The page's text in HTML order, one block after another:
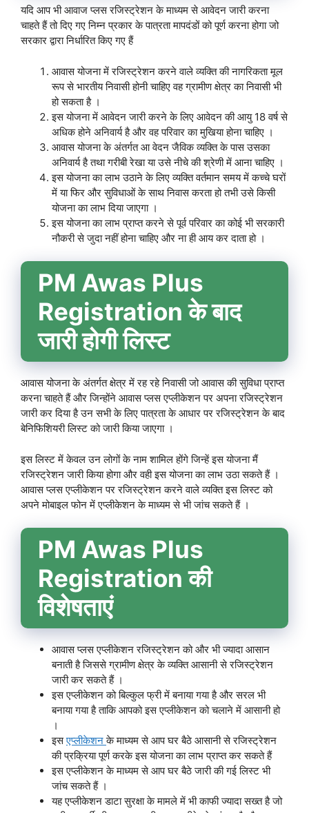
यदि आप भी आवाज प्लस रजिस्ट्रेशन के माध्यम से आवेदन जारी करना
चाहते हैं तो दिए गए निम्न प्रकार के पात्रता मापदंडों को पूर्ण करना होगा जो
सरकार द्वारा निर्धारित किए गए हैं
आवास योजना में रजिस्ट्रेशन करने वाले व्यक्ति की नागरिकता मूल
रूप से भारतीय निवासी होनी चाहिए वह ग्रामीण क्षेत्र का निवासी भी
हो सकता है ।
इस योजना में आवेदन जारी करने के लिए आवेदन की आयु 18 वर्ष से
अधिक होने अनिवार्य है और वह परिवार का मुखिया होना चाहिए ।
आवास योजना के अंतर्गत आ वेदन जैविक व्यक्ति के पास उसका
अनिवार्य है तथा गरीबी रेखा या उसे नीचे की श्रेणी में आना चाहिए ।
इस योजना का लाभ उठाने के लिए व्यक्ति वर्तमान समय में कच्चे घरों
में या फिर और सुविधाओं के साथ निवास करता हो तभी उसे किसी
योजना का लाभ दिया जाएगा ।
इस योजना का लाभ प्राप्त करने से पूर्व परिवार का कोई भी सरकारी
नौकरी से जुदा नहीं होना चाहिए और ना ही आय कर दाता हो ।
PM Awas Plus
Registration के बाद
जारी होगी लिस्ट
आवास योजना के अंतर्गत क्षेत्र में रह रहे निवासी जो आवास की सुविधा प्राप्त
करना चाहते हैं और जिन्होंने आवास प्लस एप्लीकेशन पर अपना रजिस्ट्रेशन
जारी कर दिया है उन सभी के लिए पात्रता के आधार पर रजिस्ट्रेशन के बाद
बेनिफिशियरी लिस्ट को जारी किया जाएगा ।
इस लिस्ट में केवल उन लोगों के नाम शामिल होंगे जिन्हें इस योजना मैं
रजिस्ट्रेशन जारी किया होगा और वही इस योजना का लाभ उठा सकते हैं ।
आवास प्लस एप्लीकेशन पर रजिस्ट्रेशन करने वाले व्यक्ति इस लिस्ट को
अपने मोबाइल फोन में एप्लीकेशन के माध्यम से भी जांच सकते हैं ।
PM Awas Plus
Registration की
विशेषताएं
आवास प्लस एप्लीकेशन रजिस्ट्रेशन को और भी ज्यादा आसान
बनाती है जिससे ग्रामीण क्षेत्र के व्यक्ति आसानी से रजिस्ट्रेशन
जारी कर सकते हैं ।
इस एप्लीकेशन को बिल्कुल फ्री में बनाया गया है और सरल भी
बनाया गया है ताकि आपको इस एप्लीकेशन को चलाने में आसानी हो
।
इसएप्लीकेशनके माध्यम से आप घर बैठे आसानी से रजिस्ट्रेशन
की प्रक्रिया पूर्ण करके इस योजना का लाभ प्राप्त कर सकते हैं
इस एप्लीकेशन के माध्यम से आप घर बैठे जारी की गई लिस्ट भी
जांच सकते हैं ।
यह एप्लीकेशन डाटा सुरक्षा के मामले में भी काफी ज्यादा सख्त है जो